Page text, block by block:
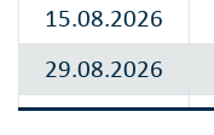
15.08.2026
29.08.2026